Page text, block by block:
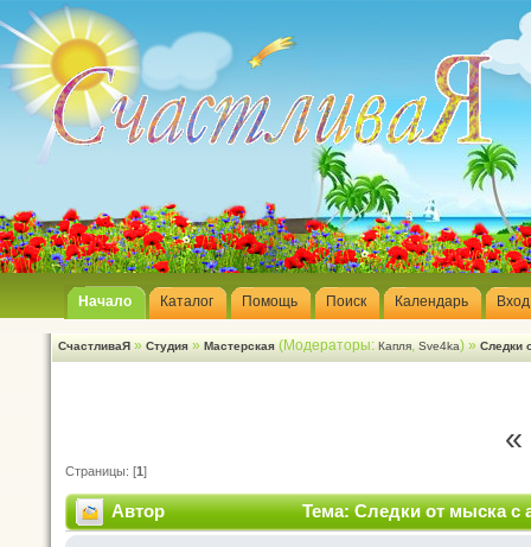
Начало Каталог Помощь Поиск Календарь Вход
СчастливаЯ » Студия » Мастерская (Модераторы: Капля, Sve4ka) » Следки
Страницы: [1]
Автор Тема: Следки от мыска с